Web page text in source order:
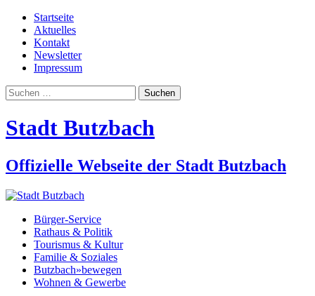
Startseite
Aktuelles
Kontakt
Newsletter
Impressum
Suchen
nach:
Stadt Butzbach
Offizielle Webseite der Stadt Butzbach
Bürger-Service
Rathaus & Politik
Tourismus & Kultur
Familie & Soziales
Butzbach»bewegen
Wohnen & Gewerbe